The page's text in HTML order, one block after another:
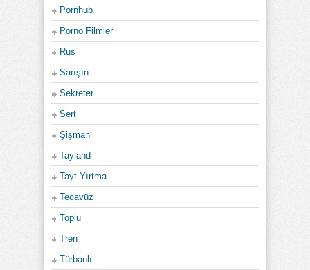
Pornhub
Porno Filmler
Rus
Sarışın
Sekreter
Sert
Şişman
Tayland
Tayt Yırtma
Tecavüz
Toplu
Tren
Türbanlı